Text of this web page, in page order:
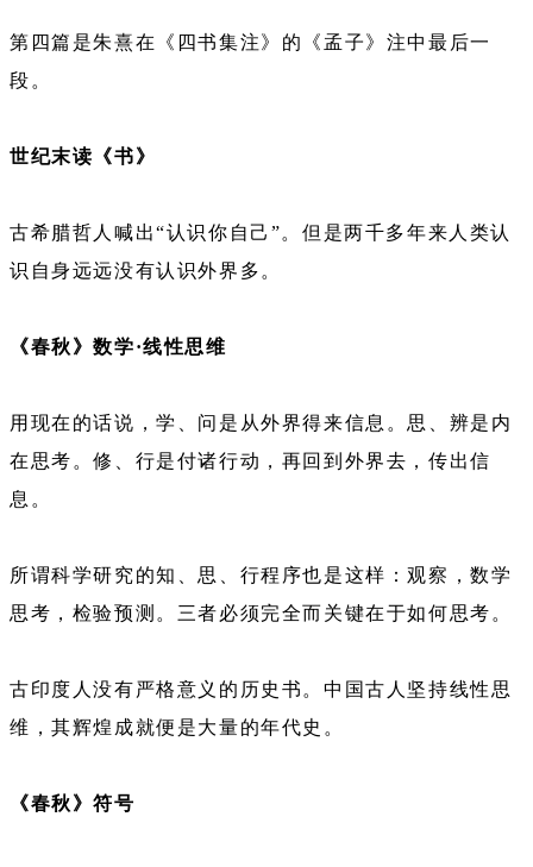
第四篇是朱熹在《四书集注》的《孟子》注中最后一
段。
世纪末读《书》
古希腊哲人喊出“认识你自己”。但是两千多年来人类认
识自身远远没有认识外界多。
《春秋》数学·线性思维
用现在的话说，学、问是从外界得来信息。思、辨是内
在思考。修、行是付诸行动，再回到外界去，传出信
息。
所谓科学研究的知、思、行程序也是这样：观察，数学
思考，检验预测。三者必须完全而关键在于如何思考。
古印度人没有严格意义的历史书。中国古人坚持线性思
维，其辉煌成就便是大量的年代史。
《春秋》符号